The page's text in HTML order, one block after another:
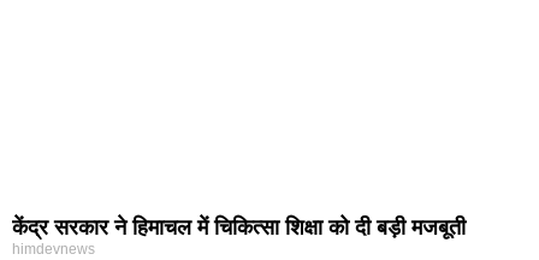
केंद्र सरकार ने हिमाचल में चिकित्सा शिक्षा को दी बड़ी मजबूती
himdevnews